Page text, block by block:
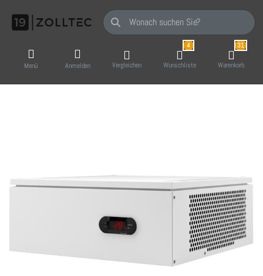
Geben Sie einen Suchbegriff ein. Während
Menü Anmelden Vergleichen
4
Wunschliste
31
Warenkorb